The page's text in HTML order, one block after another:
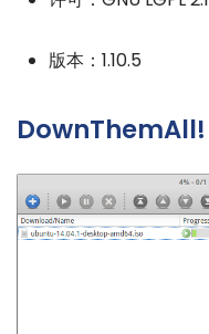
版本：1.10.5
DownThemAll!